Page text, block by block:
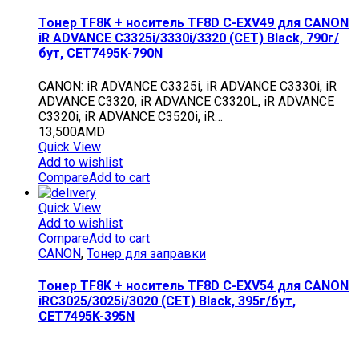
Тонер TF8K + носитель TF8D C-EXV49 для CANON
iR ADVANCE C3325i/3330i/3320 (CET) Black, 790г/
бут, CET7495K-790N
CANON: iR ADVANCE C3325i, iR ADVANCE C3330i, iR
ADVANCE C3320, iR ADVANCE C3320L, iR ADVANCE
C3320i, iR ADVANCE C3520i, iR…
13,500AMD
Quick View
Add to wishlist
CompareAdd to cart
Quick View
Add to wishlist
CompareAdd to cart
CANON, Тонер для заправки
Тонер TF8K + носитель TF8D C-EXV54 для CANON
iRC3025/3025i/3020 (CET) Black, 395г/бут,
CET7495K-395N